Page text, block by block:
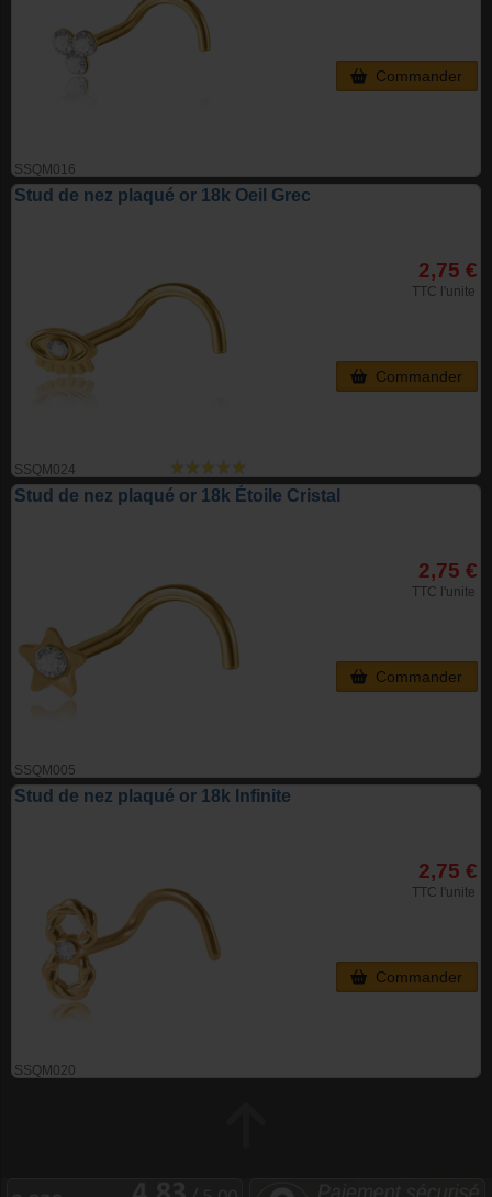
SSQM016
Commander
Stud de nez plaqué or 18k Oeil Grec
SSQM024
2,75 €
TTC l'unite
Commander
Stud de nez plaqué or 18k Étoile Cristal
SSQM005
2,75 €
TTC l'unite
Commander
Stud de nez plaqué or 18k Infinite
SSQM020
2,75 €
TTC l'unite
Commander